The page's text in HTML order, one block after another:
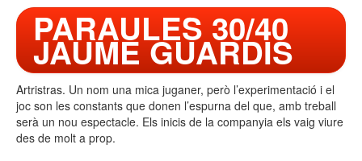
PARAULES 30/40
JAUME GUARDIS
Artristras. Un nom una mica juganer, però l’experimentació i el
joc son les constants que donen l’espurna del que, amb treball
serà un nou espectacle. Els inicis de la companyia els vaig viure
des de molt a prop.